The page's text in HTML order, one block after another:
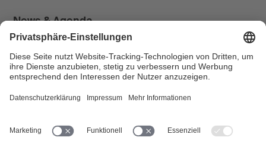
News & Agenda
FacebookInstagram YouTube